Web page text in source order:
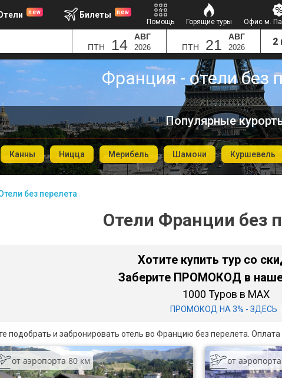
new Билеты new
Помощь Горящие туры Офис м.
ПТН 14 АВГ
2026 ПТН 21 АВГ
2026
Франция - отели без
Популярные
Канны Ницца Мерибель Шамони Куршевель
без перелета
Отели Франции без
Хотите купить тур со
Заберите ПРОМОКОД в
1000 Туров в MAX
ПРОМОКОД НА 3% - ЗДЕСЬ
подобрать и забронировать отель во Францию без перелета. Оплата
от аэропорта 80 км от